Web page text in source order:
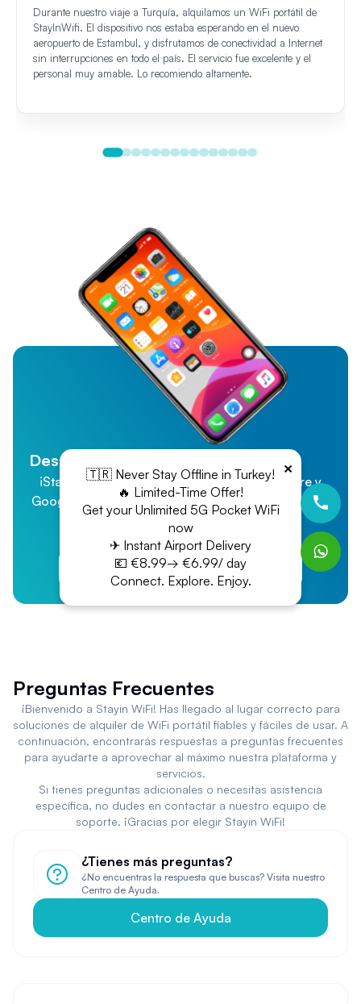
Durante nuestro viaje a Turquía, alquilamos un WiFi portátil de
StayInWifi. El dispositivo nos estaba esperando en el nuevo
aeropuerto de Estambul, y disfrutamos de conectividad a Internet
sin interrupciones en todo el país. El servicio fue excelente y el
personal muy amable. Lo recomiendo altamente.
Descarga Nuestra App
¡Stayin Wifi ya está disponible en la App Store y
Google Play! ¡Compra y gestiona tu conexión WiFi
sin esfuerzo para una experiencia sin
interrupciones!
App Store
Google Play
Preguntas Frecuentes
¡Bienvenido a Stayin WiFi! Has llegado al lugar correcto para
soluciones de alquiler de WiFi portátil fiables y fáciles de usar. A
continuación, encontrarás respuestas a preguntas frecuentes
para ayudarte a aprovechar al máximo nuestra plataforma y
servicios.
Si tienes preguntas adicionales o necesitas asistencia
específica, no dudes en contactar a nuestro equipo de
soporte. ¡Gracias por elegir Stayin WiFi!
¿Tienes más preguntas?
¿No encuentras la respuesta que buscas? Visita nuestro
Centro de Ayuda.
Centro de Ayuda
×
🇹🇷 Never Stay Offline in Turkey!
🔥 Limited-Time Offer!
Get your Unlimited 5G Pocket WiFi
now
✈ Instant Airport Delivery
💶 €8.99→ €6.99/ day
Connect. Explore. Enjoy.